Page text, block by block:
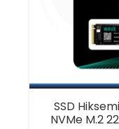
SSD
NVMe M.2